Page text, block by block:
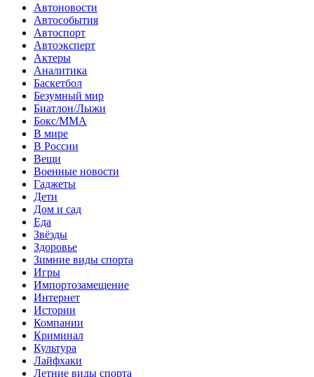
Автоновости
Автособытия
Автоспорт
Автоэксперт
Актеры
Аналитика
Баскетбол
Безумный мир
Биатлон/Лыжи
Бокс/MMA
В мире
В России
Вещи
Военные новости
Гаджеты
Дети
Дом и сад
Еда
Звёзды
Здоровье
Зимние виды спорта
Игры
Импортозамещение
Интернет
Истории
Компании
Криминал
Культура
Лайфхаки
Летние виды спорта